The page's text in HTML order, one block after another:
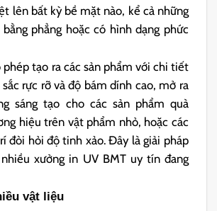
lên bất kỳ bề mặt nào, kể cả những
phẳng hoặc có hình dạng phức
phép tạo ra các sản phẩm với chi tiết
rực rỡ và độ bám dính cao, mở ra
sáng tạo cho các sản phẩm quà
hiệu trên vật phẩm nhỏ, hoặc các
đòi hỏi độ tinh xảo. Đây là giải pháp
xưởng in UV BMT uy tín đang
vật liệu